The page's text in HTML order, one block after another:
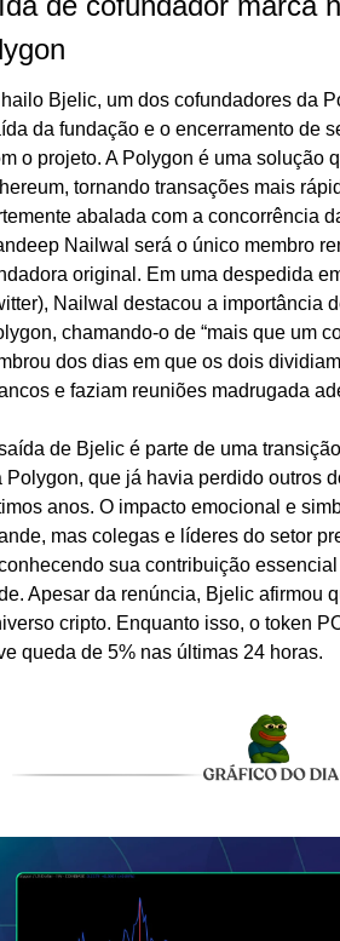
Bjelic, um dos cofundadores da
da fundação e o encerramento de
o projeto. A Polygon é uma solução
tornando transações mais
abalada com a concorrência
Nailwal será o único membro
original. Em uma despedida
Nailwal destacou a importância
chamando-o de “mais que um
dos dias em que os dois
e faziam reuniões madrugada
de Bjelic é parte de uma
Polygon, que já havia perdido outros
anos. O impacto emocional e
mas colegas e líderes do setor
sua contribuição
Apesar da renúncia, Bjelic afirmou
cripto. Enquanto isso, o token
queda de 5% nas últimas 24 horas.